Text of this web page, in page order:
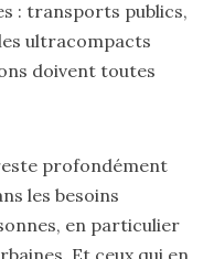
: transports publics,
ultracompacts
doivent toutes
profondément
les besoins
en particulier